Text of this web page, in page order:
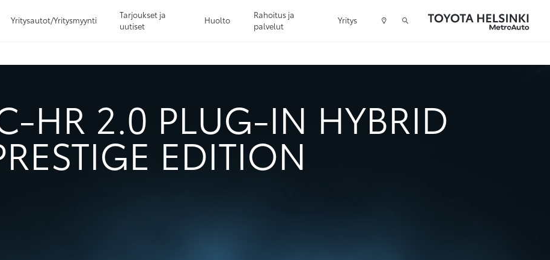
Yritysautot/Yritysmyynti
Tarjoukset ja
uutiset
Huolto
Rahoitus ja
palvelut
Yritys
HR 2.0 PLUG-IN HYBRID
EDITION